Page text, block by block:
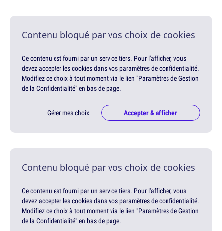
Contenu bloqué par vos choix de cookies
Ce contenu est fourni par un service tiers. Pour l'afficher, vous
devez accepter les cookies dans vos paramètres de confidentialité.
Modifiez ce choix à tout moment via le lien "Paramètres de Gestion
de la Confidentialité" en bas de page.
Gérer mes choix Accepter & afficher
Contenu bloqué par vos choix de cookies
Ce contenu est fourni par un service tiers. Pour l'afficher, vous
devez accepter les cookies dans vos paramètres de confidentialité.
Modifiez ce choix à tout moment via le lien "Paramètres de Gestion
de la Confidentialité" en bas de page.